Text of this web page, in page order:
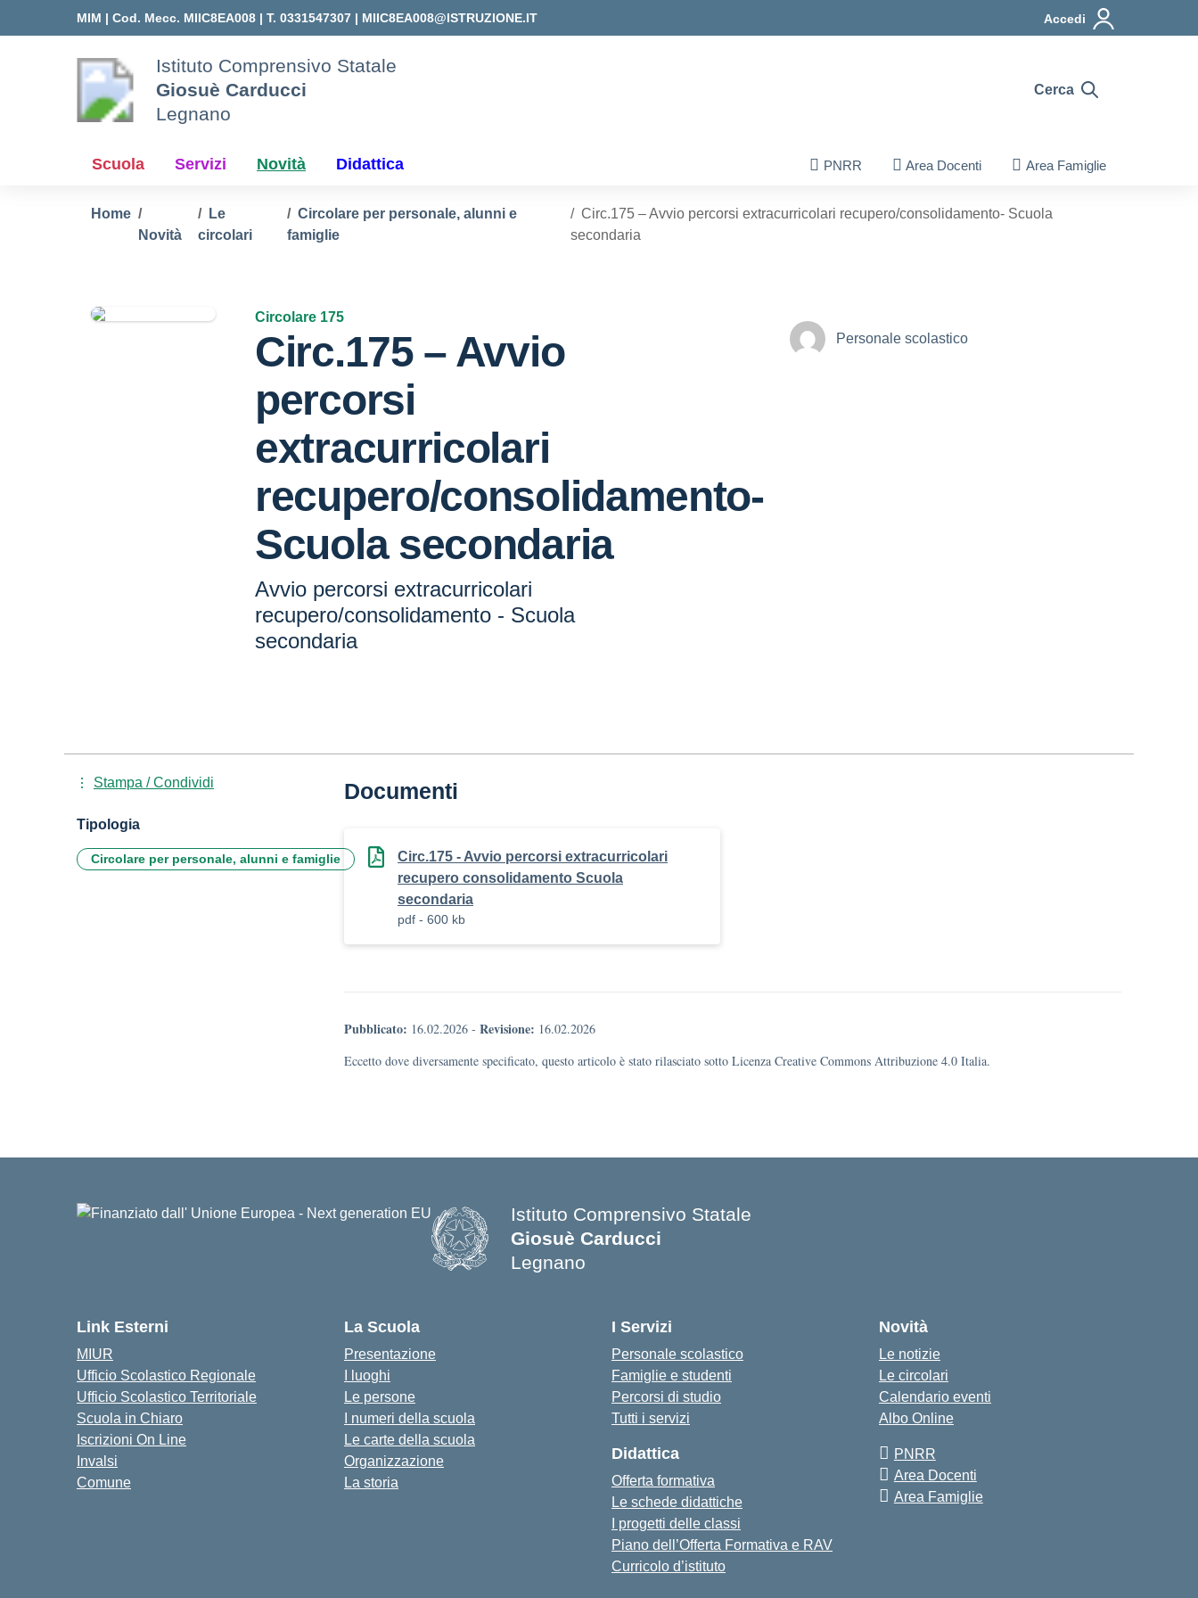
MIM | Cod. Mecc. MIIC8EA008 | T. 0331547307 | MIIC8EA008@ISTRUZIONE.IT Accedi
Istituto Comprensivo Statale
Giosuè Carducci
Legnano
Cerca
Scuola Servizi Novità Didattica PNRR Area Docenti Area Famiglie
Home
Novità
Le
circolari
Circolare per personale, alunni e
famiglie
Circ.175 – Avvio percorsi extracurricolari recupero/consolidamento- Scuola
secondaria
Circolare 175
Circ.175 – Avvio
percorsi
extracurricolari
recupero/consolidamento-
Scuola secondaria
Avvio percorsi extracurricolari
recupero/consolidamento - Scuola
secondaria
Personale scolastico
Documenti
Circ.175 - Avvio percorsi extracurricolari
recupero consolidamento Scuola
secondaria
pdf - 600 kb
Pubblicato: 16.02.2026 - Revisione: 16.02.2026
Eccetto dove diversamente specificato, questo articolo è stato rilasciato sotto Licenza Creative Commons Attribuzione 4.0 Italia.
Stampa / Condividi
Tipologia
Circolare per personale, alunni e famiglie
Istituto Comprensivo Statale
Giosuè Carducci
Legnano
Link Esterni
MIUR
Ufficio Scolastico Regionale
Ufficio Scolastico Territoriale
Scuola in Chiaro
Iscrizioni On Line
Invalsi
Comune
La Scuola
Presentazione
I luoghi
Le persone
I numeri della scuola
Le carte della scuola
Organizzazione
La storia
I Servizi
Personale scolastico
Famiglie e studenti
Percorsi di studio
Tutti i servizi
Didattica
Offerta formativa
Le schede didattiche
I progetti delle classi
Piano dell’Offerta Formativa e RAV
Curricolo d’istituto
Novità
Le notizie
Le circolari
Calendario eventi
Albo Online
PNRR
Area Docenti
Area Famiglie